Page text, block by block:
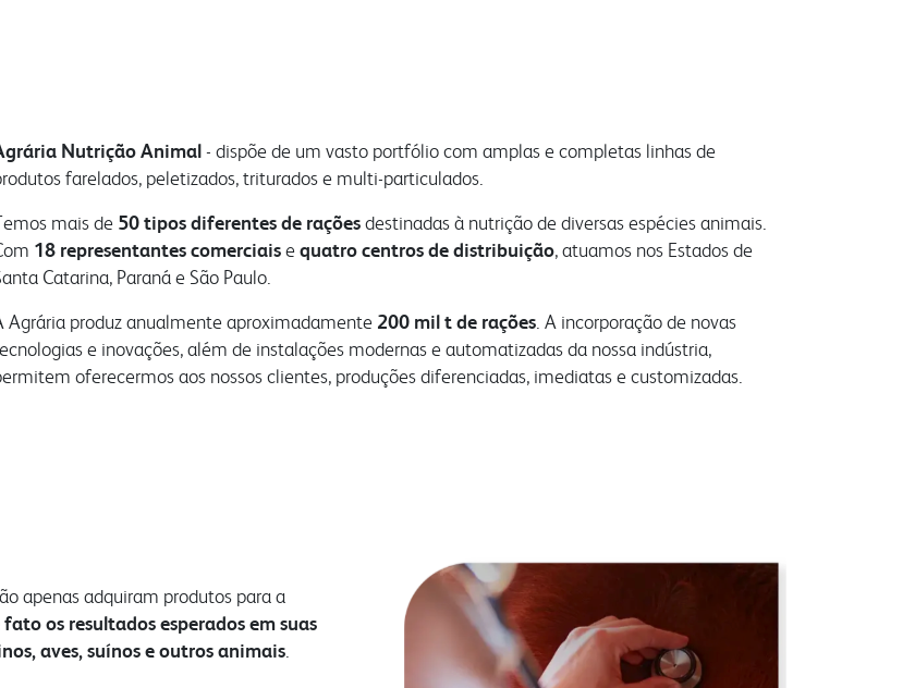
Nutrição Animal- dispõe de um vasto portfólio com amplas e completas linhas de
farelados, peletizados, triturados e multi-particulados.
mais de 50 tipos diferentes de raçõesdestinadas à nutrição de diversas espécies animais.
18 representantes comerciaisequatro centros de distribuição, atuamos nos Estados de
Catarina, Paraná e São Paulo.
Agrária produz anualmente aproximadamente 200 mil t de rações . A incorporação de novas
e inovações, além de instalações modernas e automatizadas da nossa indústria,
oferecermos aos nossos clientes, produções diferenciadas, imediatas e customizadas.
apenas adquiram produtos para a
os resultados esperados em suas
aves, suínos e outros animais